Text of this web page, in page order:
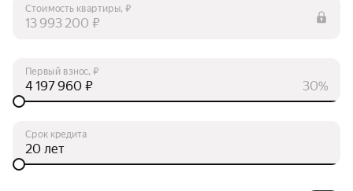
Стоимость квартиры, ₽
₽
Первый взнос, ₽
30%
₽
Срок кредита
лет